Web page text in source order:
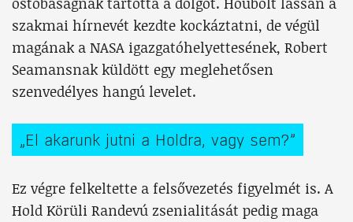
szakmai hírnevét kezdte kockáztatni, de végül
magának a NASA igazgatóhelyettesének, Robert
Seamansnak küldött egy meglehetősen
szenvedélyes hangú levelet.
„El akarunk jutni a Holdra, vagy sem?”
Ez végre felkeltette a felsővezetés figyelmét is. A
Hold Körüli Randevú zsenialitását pedig maga